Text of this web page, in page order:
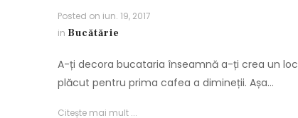
Posted on iun. 19, 2017
in Bucătărie
A-ți decora bucataria înseamnă a-ți crea un loc
plăcut pentru prima cafea a dimineții. Așa…
Citește mai mult ...